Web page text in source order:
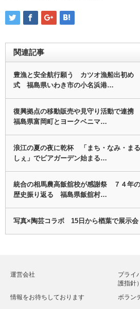
関連記事
豊漁と安全航行願う カツオ漁船出初め
式 福島県いわき市の小名浜港…
復興拠点の移動販売や見守り活動で連携
福島県富岡町とヨークベニマ…
浪江の夏の夜に乾杯 「まち・なみ・まる
しぇ」でビアガーデン始まる…
統合の相馬農高飯舘校が感謝祭 ７４年の
歴史振り返る 福島県飯舘村…
写真×陶芸コラボ 15日から楢葉で展示会
運営会社
プライ
護指針）
情報をお待ちしております
ボラン